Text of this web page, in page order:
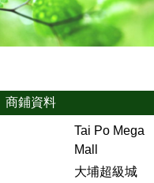
商鋪資料
Tai Po Mega
Mall
大埔超級城